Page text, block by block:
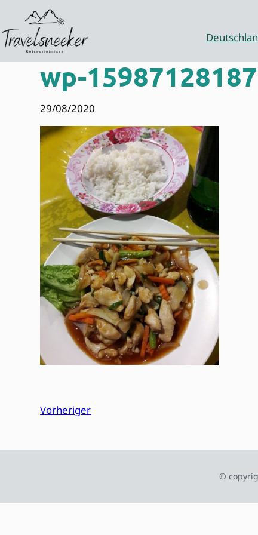
Inhalt
springen
wp-
29/08/2020
Vorheriger
©